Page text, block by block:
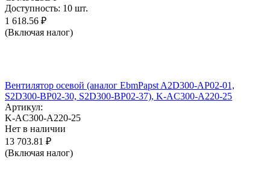
Доступность: 10 шт.
1 618.56 ₽
(Включая налог)
Вентилятор осевой (аналог EbmPapst A2D300-AP02-01,
S2D300-BP02-30, S2D300-BP02-37), K-AC300-A220-25
Артикул:
K-AC300-A220-25
Нет в наличии
13 703.81 ₽
(Включая налог)